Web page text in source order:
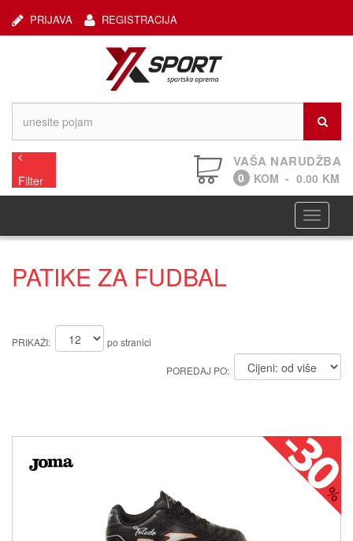
REGISTRACIJA
PRIJAVA
Filter
VAŠA NARUDŽBA
0 KOM - 0.00 KM
PATIKE ZA FUDBAL
PRIKAŽI: po stranici
POREDAJ PO: